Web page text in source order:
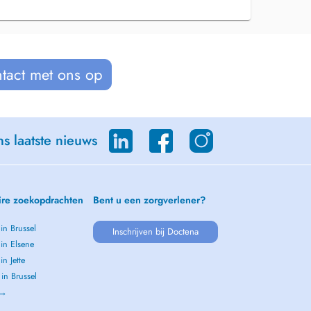
met ons op
laatste nieuws
zoekopdrachten
Brussel
Elsene
Jette
Brussel
Bent u een zorgverlener?
Inschrijven bij Doctena